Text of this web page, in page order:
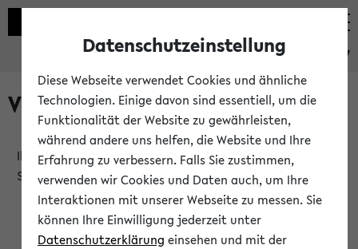
eKVV
Verlauf
Ihr Verlauf ist leer. Er wird sich im Verlauf Ihrer eKVV
Sitzung füllen.
Datenschutzeinstellung
Diese Webseite verwendet Cookies und ähnliche
Technologien. Einige davon sind essentiell, um die
Funktionalität der Website zu gewährleisten,
während andere uns helfen, die Website und Ihre
Erfahrung zu verbessern. Falls Sie zustimmen,
verwenden wir Cookies und Daten auch, um Ihre
Interaktionen mit unserer Webseite zu messen. Sie
können Ihre Einwilligung jederzeit unter
Datenschutzerklärung einsehen und mit der